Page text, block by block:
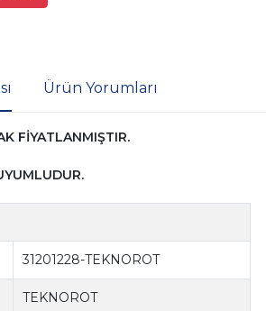
Ürün Yorumları
FİYATLANMIŞTIR.
31201228-TEKNOROT
TEKNOROT